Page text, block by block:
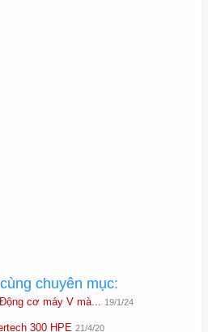
chuyên mục:
cơ máy V mà... 19/1/24
300 HPE 21/4/20